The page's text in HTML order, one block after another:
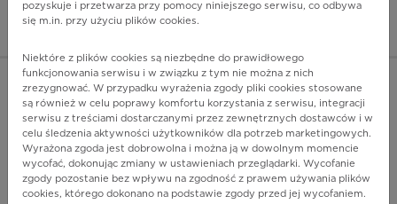
Pharmindex - lider
ZALOGUJ SIĘ
POKAŻ FILTRY
pozyskuje i przetwarza przy pomocy niniejszego serwisu, co odbywa
się m.in. przy użyciu plików cookies.
Niektóre z plików cookies są niezbędne do prawidłowego
funkcjonowania serwisu i w związku z tym nie można z nich
zrezygnować. W przypadku wyrażenia zgody pliki cookies stosowane
są również w celu poprawy komfortu korzystania z serwisu, integracji
serwisu z treściami dostarczanymi przez zewnętrznych dostawców i w
celu śledzenia aktywności użytkowników dla potrzeb marketingowych.
Wyrażona zgoda jest dobrowolna i można ją w dowolnym momencie
wycofać, dokonując zmiany w ustawieniach przeglądarki. Wycofanie
zgody pozostanie bez wpływu na zgodność z prawem używania plików
cookies, którego dokonano na podstawie zgody przed jej wycofaniem.